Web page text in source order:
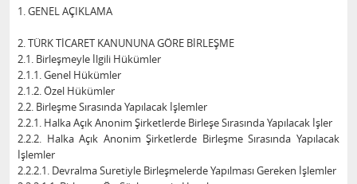
1. GENEL AÇIKLAMA
2. TÜRK TİCARET KANUNUNA GÖRE BİRLEŞME
2.1. Birleşmeyle İlgili Hükümler
2.1.1. Genel Hükümler
2.1.2. Özel Hükümler
2.2. Birleşme Sırasında Yapılacak İşlemler
2.2.1. Halka Açık Anonim Şirketlerde Birleşe Sırasında Yapılacak İşler
2.2.2. Halka Açık Anonim Şirketlerde Birleşme Sırasında Yapılacak
İşlemler
2.2.2.1. Devralma Suretiyle Birleşmelerde Yapılması Gereken İşlemler